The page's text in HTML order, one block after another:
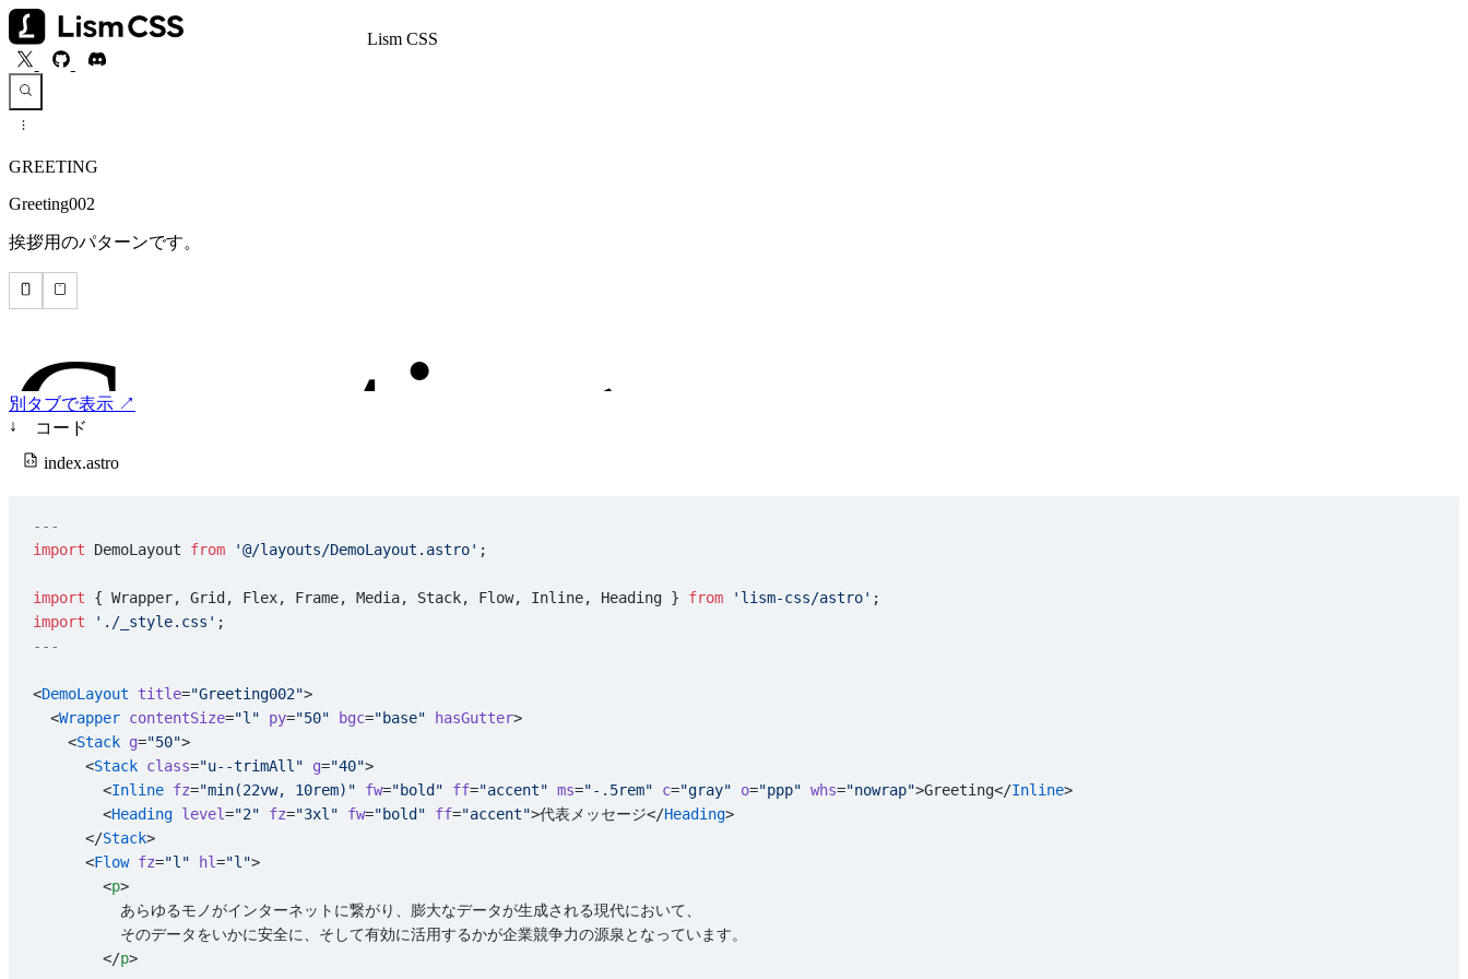
Lism CSS
GREETING
Greeting002
挨拶用のパターンです。
別タブで表示 ↗
↓
コード
index.astro
---
import DemoLayout from '@/layouts/DemoLayout.astro' ;
import { Wrapper, Grid, Flex, Frame, Media, Stack, Flow, Inline, Heading } from 'lism-css/astro' ;
import './_style.css' ;
---
<DemoLayout title="Greeting002">
  <
Wrapper contentSize="l" py="50" bgc="base" hasGutter>
    <
Stack g="50">
      <
Stack class="u--trimAll" g="40">
        <
Inline fz="min(22vw, 10rem)" fw="bold" ff="accent" ms="-.5rem" c="gray" o="ppp" whs="nowrap">Greeting</Inline>
        <
Heading level="2" fz="3xl" fw="bold" ff="accent">代表メッセージ</Heading>
      </
Stack>
      <
Flow fz="l" hl="l">
        <
p>
          あらゆるモノがインターネットに繋がり、膨大なデータが生成される現代において、
          そのデータをいかに安全に、そして有効に活用するかが企業競争力の源泉となっています。
        </
p>